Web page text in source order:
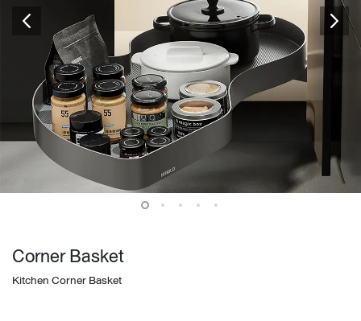
Corner Basket
Kitchen Corner Basket